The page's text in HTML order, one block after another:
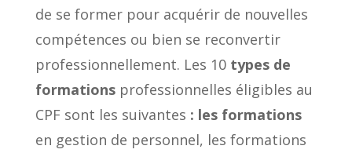
de se former pour acquérir de nouvelles
compétences ou bien se reconvertir
professionnellement. Les 10 types de
formationsprofessionnelles éligibles au
CPF sont les suivantes : les formations
en gestion de personnel, les formations